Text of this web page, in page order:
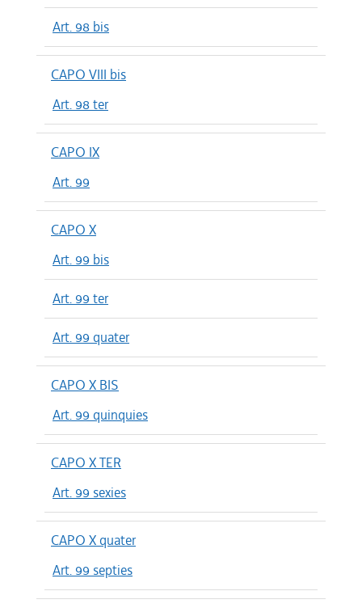
Art. 98 bis
CAPO VIII bis
Art. 98 ter
CAPO IX
Art. 99
CAPO X
Art. 99 bis
Art. 99 ter
Art. 99 quater
CAPO X BIS
Art. 99 quinquies
CAPO X TER
Art. 99 sexies
CAPO X quater
Art. 99 septies